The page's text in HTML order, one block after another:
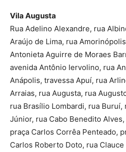
Vila Augusta
Rua Adelino Alexandre, rua
Araújo de Lima, rua
Antonieta Aguirre de Moraes
avenida Antônio Iervolino, rua
Anápolis, travessa Apuí, rua
Arraias, rua Augusta, rua
rua Brasílio Lombardi, rua Buruí,
Júnior, rua Cabo Benedito
praça Carlos Corrêa Penteado,
Carlos Roberto Doto, rua